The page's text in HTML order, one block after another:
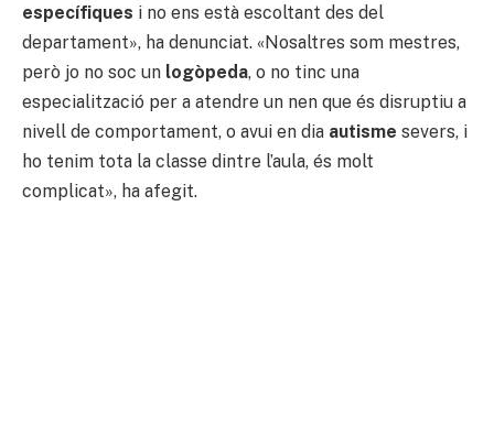
específiques i no ens està escoltant des del
departament», ha denunciat. «Nosaltres som mestres,
però jo no soc un logòpeda, o no tinc una
especialització per a atendre un nen que és disruptiu a
nivell de comportament, o avui en dia autisme severs, i
ho tenim tota la classe dintre l’aula, és molt
complicat», ha afegit.